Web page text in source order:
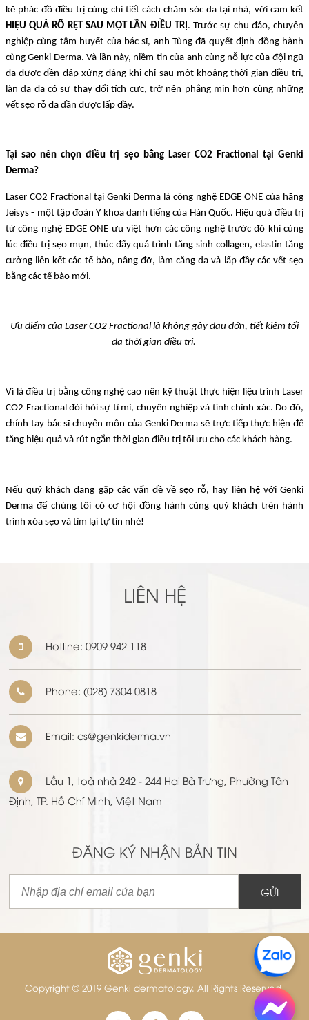
kẽ phác đồ điều trị cùng chi tiết cách chăm sóc da tại nhà, với cam kết
HIỆU QUẢ RÕ RỆT SAU MỘT LẦN ĐIỀU TRỊ . Trước sự chu đáo, chuyên
nghiệp cùng tâm huyết của bác sĩ, anh Tùng đã quyết định đồng hành
cùng Genki Derma. Và lần này, niềm tin của anh cùng nỗ lực của đội ngũ
đã được đền đáp xứng đáng khi chỉ sau một khoảng thời gian điều trị,
làn da đã có sự thay đổi tích cực, trở nên phẳng mịn hơn cùng những
vết sẹo rỗ đã dần được lấp đầy.
Tại sao nên chọn điều trị sẹo bằng Laser CO2 Fractional tại Genki
Derma?
Laser CO2 Fractional tại Genki Derma là công nghệ EDGE ONE của hãng
Jeisys - một tập đoàn Y khoa danh tiếng của Hàn Quốc. Hiệu quả điều trị
từ công nghệ EDGE ONE ưu việt hơn các công nghệ trước đó khi cùng
lúc điều trị sẹo mụn, thúc đẩy quá trình tăng sinh collagen, elastin tăng
cường liên kết các tế bào, nâng đỡ, làm căng da và lấp đầy các vết sẹo
bằng các tế bào mới.
Ưu điểm của Laser CO2 Fractional là không gây đau đớn, tiết kiệm tối
đa thời gian điều trị.
Vì là điều trị bằng công nghệ cao nên kỹ thuật thực hiện liệu trình Laser
CO2 Fractional đòi hỏi sự tỉ mỉ, chuyên nghiệp và tính chính xác. Do đó,
chính tay bác sĩ chuyên môn của Genki Derma sẽ trực tiếp thực hiện để
tăng hiệu quả và rút ngắn thời gian điều trị tối ưu cho các khách hàng.
Nếu quý khách đang gặp các vấn đề về sẹo rỗ, hãy liên hệ với Genki
Derma để chúng tôi có cơ hội đồng hành cùng quý khách trên hành
trình xóa sẹo và tìm lại tự tin nhé!
LIÊN HỆ
Hotline: 0909 942 118
Phone: (028) 7304 0818
Email: cs@genkiderma.vn
Lầu 1, toà nhà 242 - 244 Hai Bà Trưng, Phường Tân
Định, TP. Hồ Chí Minh, Việt Nam
ĐĂNG KÝ NHẬN BẢN TIN
GỬI
Copyright © 2019 Genki dermatology. All Rights Reserved.